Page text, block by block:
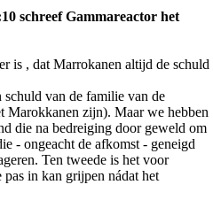
schreef Gammareactor het
is , dat Marrokanen altijd de schuld
schuld van de familie van de
Marokkanen zijn). Maar we hebben
die na bedreiging door geweld om
- ongeacht de afkomst - geneigd
Ten tweede is het voor
in kan grijpen nádat het